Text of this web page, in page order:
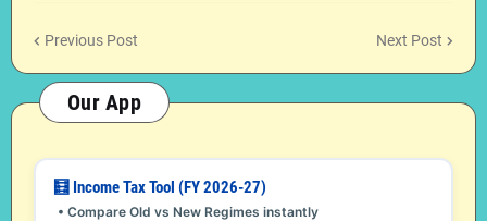
Previous Post Next Post
Our App
🧮 Income Tax Tool (FY 2026-27)
• Compare Old vs New Regimes instantly